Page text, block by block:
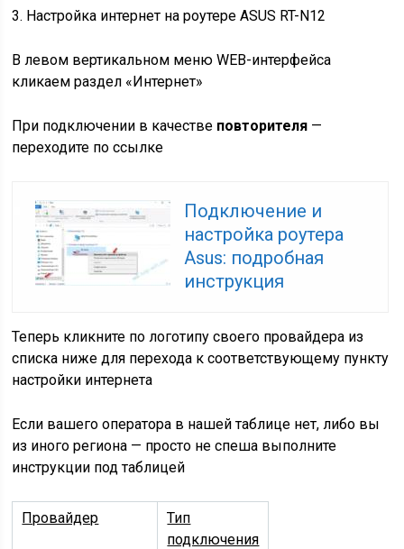
3. Настройка интернет на роутере ASUS RT-N12
В левом вертикальном меню WEB-интерфейса
кликаем раздел «Интернет»
При подключении в качестве повторителя —
переходите поссылке
Подключение и
настройка роутера
Asus: подробная
инструкция
Теперь кликните по логотипу своего провайдера из
списка ниже для перехода к соответствующему пункту
настройки интернета
Если вашего оператора в нашей таблице нет, либо вы
из иного региона — просто не спеша выполните
инструкции под таблицей
Провайдер
Тип
подключения